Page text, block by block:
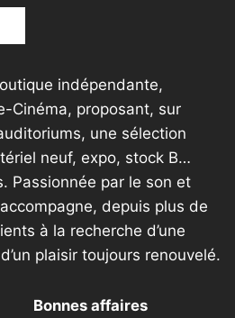
indépendante,
Cinéma, proposant, sur
une sélection
neuf, expo, stock B…
Passionnée par le son et
depuis plus de
à la recherche d’une
plaisir toujours renouvelé.
Bonnes affaires